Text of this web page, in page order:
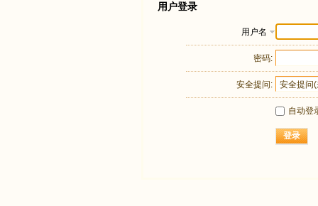
用户登录
用户名
密码:
安全提问:
自动登
登录